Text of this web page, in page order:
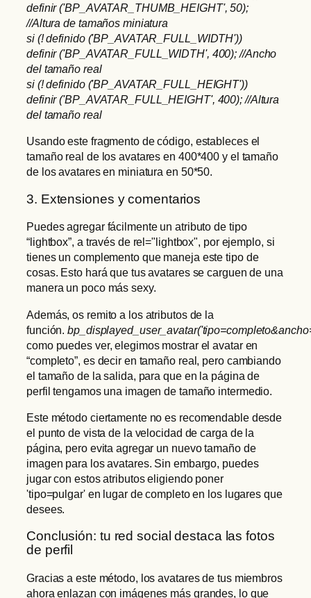
definir ('BP_AVATAR_THUMB_HEIGHT', 50);
//Altura de tamaños miniatura
si (! definido ('BP_AVATAR_FULL_WIDTH'))
definir ('BP_AVATAR_FULL_WIDTH', 400); //Ancho
del tamaño real
si (! definido ('BP_AVATAR_FULL_HEIGHT'))
definir ('BP_AVATAR_FULL_HEIGHT', 400); //Altura
del tamaño real
Usando este fragmento de código, estableces el
tamaño real de los avatares en 400*400 y el tamaño
de los avatares en miniatura en 50*50.
3. Extensiones y comentarios
Puedes agregar fácilmente un atributo de tipo
“lightbox”, a través de rel="lightbox", por ejemplo, si
tienes un complemento que maneja este tipo de
cosas. Esto hará que tus avatares se carguen de una
manera un poco más sexy.
Además, os remito a los atributos de la
función.
como puedes ver, elegimos mostrar el avatar en
“completo”, es decir en tamaño real, pero cambiando
el tamaño de la salida, para que en la página de
perfil tengamos una imagen de tamaño intermedio.
Este método ciertamente no es recomendable desde
el punto de vista de la velocidad de carga de la
página, pero evita agregar un nuevo tamaño de
imagen para los avatares. Sin embargo, puedes
jugar con estos atributos eligiendo poner
'tipo=pulgar' en lugar de completo en los lugares que
desees.
Conclusión: tu red social destaca las fotos
de perfil
Gracias a este método, los avatares de tus miembros
ahora enlazan con imágenes más grandes, lo que